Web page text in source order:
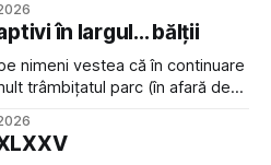
care m-a făcut să mă
el. Nu mi-a plăcut faptulîn largul... bălții
nimeni vestea că în continuare
trâmbițatul parc (în afară de
care trece prin zonă). Am